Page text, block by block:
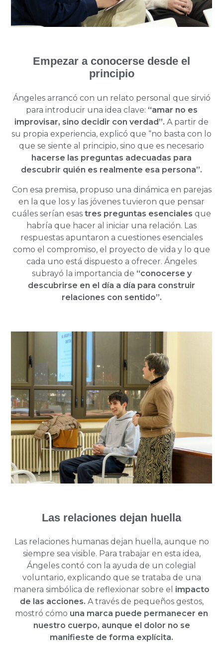
Empezar a conocerse desde el
principio
Ángeles arrancó con un relato personal que sirvió
para introducir una idea clave: “amar no es
improvisar, sino decidir con verdad”. A partir de
su propia experiencia, explicó que “no basta con lo
que se siente al principio, sino que es necesario
hacerse las preguntas adecuadas para
descubrir quién es realmente esa persona”.
Con esa premisa, propuso una dinámica en parejas
en la que los y las jóvenes tuvieron que pensar
cuáles serían esas tres preguntas esenciales que
habría que hacer al iniciar una relación. Las
respuestas apuntaron a cuestiones esenciales
como el compromiso, el proyecto de vida y lo que
cada uno está dispuesto a ofrecer. Ángeles
subrayó la importancia de “conocerse y
descubrirse en el día a día para construir
relaciones con sentido”.
Las relaciones dejan huella
Las relaciones humanas dejan huella, aunque no
siempre sea visible. Para trabajar en esta idea,
Ángeles contó con la ayuda de un colegial
voluntario, explicando que se trataba de una
manera simbólica de reflexionar sobre el impacto
de las acciones. A través de pequeños gestos,
mostró cómo una marca puede permanecer en
nuestro cuerpo, aunque el dolor no se
manifieste de forma explícita.